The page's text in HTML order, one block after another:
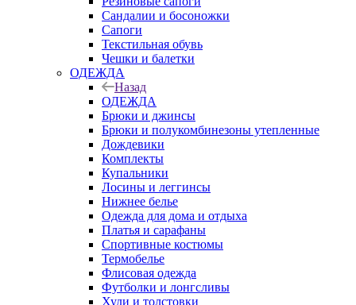
Сандалии и босоножки
Сапоги
Текстильная обувь
Чешки и балетки
ОДЕЖДА
Назад
ОДЕЖДА
Брюки и джинсы
Брюки и полукомбинезоны утепленные
Дождевики
Комплекты
Купальники
Лосины и леггинсы
Нижнее белье
Одежда для дома и отдыха
Платья и сарафаны
Спортивные костюмы
Термобелье
Флисовая одежда
Футболки и лонгсливы
Худи и толстовки